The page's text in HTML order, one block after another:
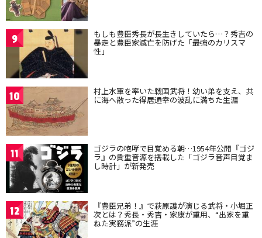
9 もしも豊臣秀長が長生きしていたら…？秀吉の
暴走と豊臣家滅亡を防げた「最強のカリスマ
性」
10 村上水軍を率いた戦国武将！幼い弟を支え、共
に海へ散った得居通幸の波乱に満ちた生涯
11 ゴジラの咆哮で目覚める朝…1954年公開『ゴジ
ラ』の貴重音源を搭載した「ゴジラ音声目覚ま
し時計」が新発売
12 『豊臣兄弟！』で萩原護が演じる武将・小堀正
次とは？秀長・秀吉・家康が重用、“出家を重
ねた実務派”の生涯